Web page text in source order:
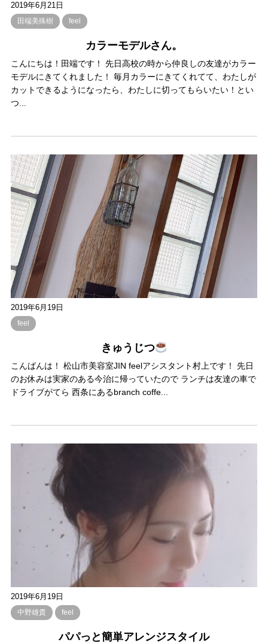
2019年6月21日
田端美殊樹 feel
カラーモデルさん。
こんにちは！田端です！ 先日高校の時から仲良しの友達がカラー
モデルにきてくれました！ 毎月カラーにきてくれてて、わたしが
カットできるようになったら、わたしに切ってもらいたい！とい
つ...
2019年6月19日
feel
きゅうじつ
こんばんは！ 松山市美容室JIN feelアシスタント村上です！ 先日
のお休みは実家のある今治に帰っていたので ランチは友達の車で
ドライブがてら 西条にあるbranch coffe...
2019年6月19日
中野雄貴 feel
パパっと簡単アレンジスタイル